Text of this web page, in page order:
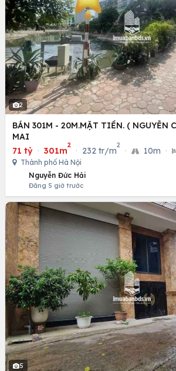
2
BÁN 301M - 20M.MẶT TIỀN. ( NGUYỄN
MAI
71 tỷ · 301m
2
· 232 tr/m
2
· 10m ·
Thành phố Hà Nội
Nguyễn Đức Hải
Đăng 5 giờ trước
5